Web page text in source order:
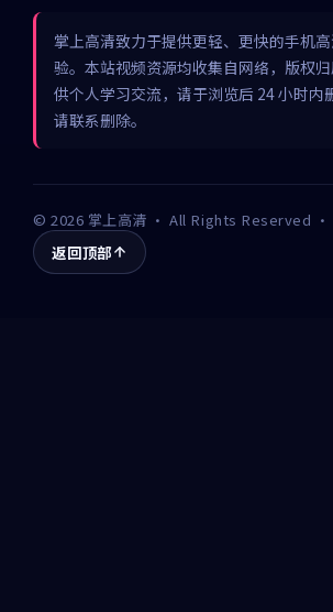
掌上高清致力于提供更轻、更快的手机
验。本站视频资源均收集自网络，版权
供个人学习交流，请于浏览后 24 小时内
请联系删除。
©2026 掌上高清 · All Rights Reserved ·
返回顶部